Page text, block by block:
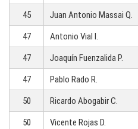
45
Juan Antonio Massai Q.
47
Antonio Vial I.
47
Joaquín Fuenzalida P.
47
Pablo Rado R.
50
Ricardo Abogabir C.
50
Vicente Rojas D.